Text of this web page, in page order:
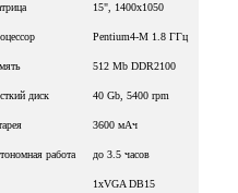
15", 1400x1050
Pentium4-M 1.8 ГГц
512 Mb DDR2100
диск 40 Gb, 5400 rpm
3600 мАч
работа до 3.5 часов
1xVGA DB15